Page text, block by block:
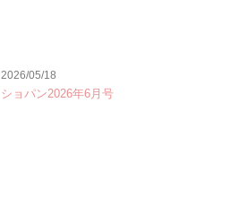
2026/05/18
ショパン2026年6月号